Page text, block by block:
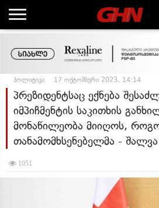
პოლიტიკა 17 ოქტომბერი 2023, 14:14
პრეზიდენტსაც ექნება
იმპიჩმენტის საკითხის
მონაწილეობა მიიღოს,
თანამომხსენებელმა -
1051